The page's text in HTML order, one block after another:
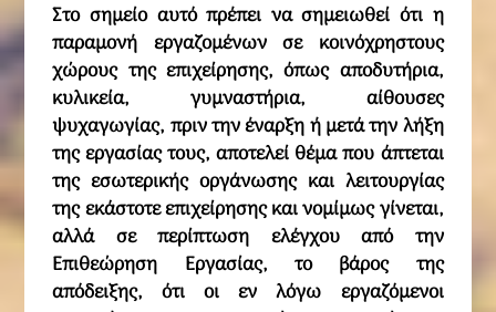
Στο σημείο αυτό πρέπει να σημειωθεί ότι η
παραμονή εργαζομένων σε κοινόχρηστους
χώρους της επιχείρησης, όπως αποδυτήρια,
κυλικεία, γυμναστήρια, αίθουσες
ψυχαγωγίας, πριν την έναρξη ή μετά την λήξη
της εργασίας τους, αποτελεί θέμα που άπτεται
της εσωτερικής οργάνωσης και λειτουργίας
της εκάστοτε επιχείρησης και νομίμως γίνεται,
αλλά σε περίπτωση ελέγχου από την
Επιθεώρηση Εργασίας, το βάρος της
απόδειξης, ότι οι εν λόγω εργαζόμενοι